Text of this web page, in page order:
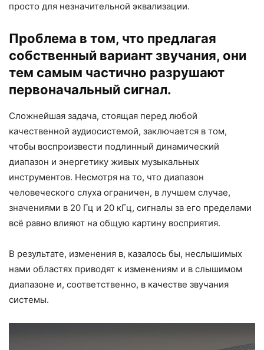
просто для незначительной эквализации.
Проблема в том, что предлагая
собственный вариант звучания, они
тем самым частично разрушают
первоначальный сигнал.
Сложнейшая задача, стоящая перед любой
качественной аудиосистемой, заключается в том,
чтобы воспроизвести подлинный динамический
диапазон и энергетику живых музыкальных
инструментов. Несмотря на то, что диапазон
человеческого слуха ограничен, в лучшем случае,
значениями в 20 Гц и 20 кГц, сигналы за его пределами
всё равно влияют на общую картину восприятия.
В результате, изменения в, казалось бы, неслышимых
нами областях приводят к изменениям и в слышимом
диапазоне и, соответственно, в качестве звучания
системы.